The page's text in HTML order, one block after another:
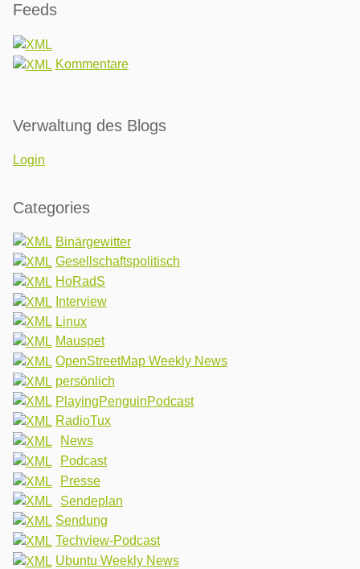
Feeds
Kommentare
Verwaltung des Blogs
Login
Categories
Binärgewitter
Gesellschaftspolitisch
HoRadS
Interview
Linux
Mauspet
OpenStreetMap Weekly News
persönlich
PlayingPenguinPodcast
RadioTux
News
Podcast
Presse
Sendeplan
Sendung
Techview-Podcast
Ubuntu Weekly News